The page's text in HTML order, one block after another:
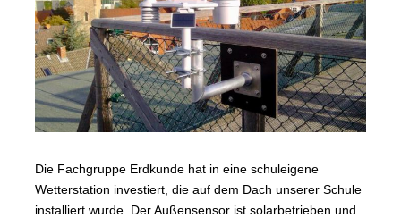
Die Fachgruppe Erdkunde hat in eine schuleigene
Wetterstation investiert, die auf dem Dach unserer Schule
installiert wurde. Der Außensensor ist solarbetrieben und